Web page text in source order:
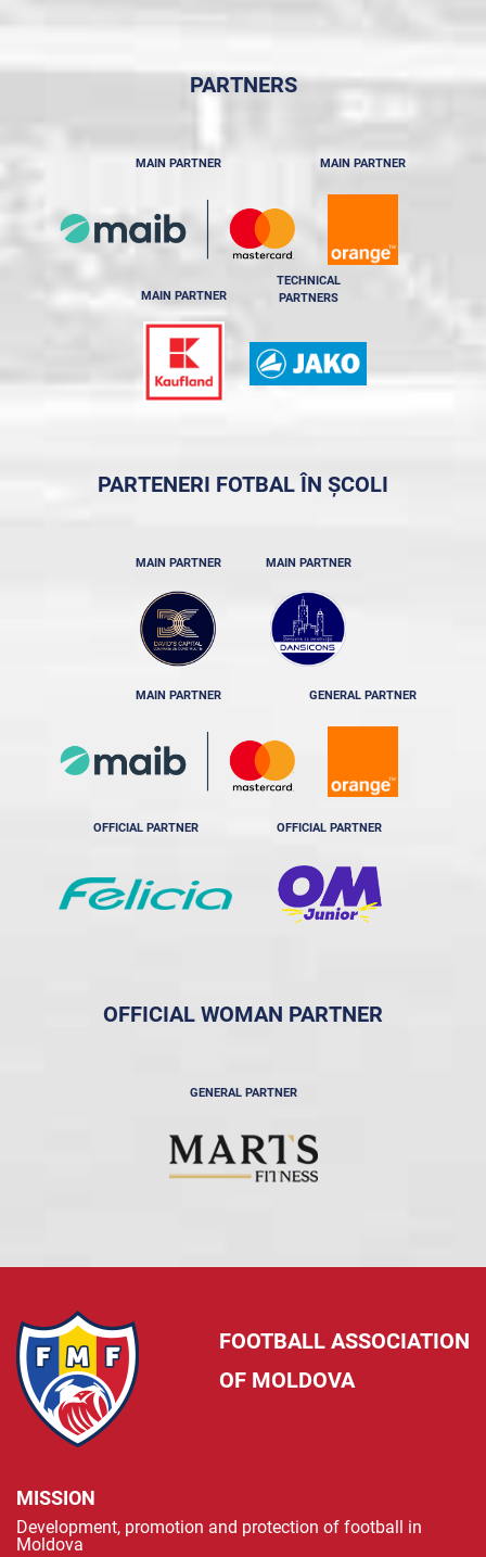
PARTNERS
MAIN PARTNER MAIN PARTNER
MAIN PARTNER
TECHNICAL
PARTNERS
PARTENERI FOTBAL ÎN ȘCOLI
MAIN PARTNER MAIN PARTNER
MAIN PARTNER GENERAL PARTNER
OFFICIAL PARTNER OFFICIAL PARTNER
OFFICIAL WOMAN PARTNER
GENERAL PARTNER
FOOTBALL ASSOCIATION
OF MOLDOVA
MISSION
Development, promotion and protection of football in
Moldova